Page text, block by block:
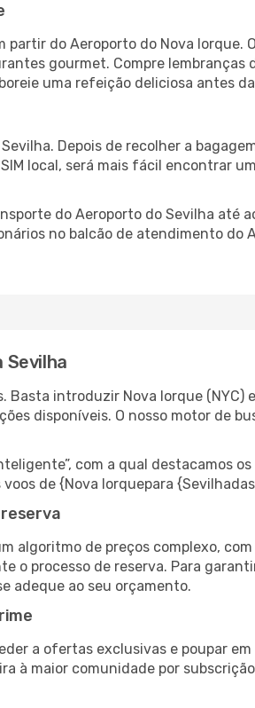
partir do Aeroporto do Nova
gourmet. Compre
uma refeição deliciosa antes
Depois de recolher a
local, será mais fácil encontrar
do Aeroporto do Sevilha até
no balcão de atendimento do
Sevilha
Basta introduzir Nova Iorque
disponíveis. O nosso motor de
com a qual destacamos
de {Nova Iorquepara
algoritmo de preços complexo,
o processo de reserva. Para
adeque ao seu orçamento.
a ofertas exclusivas e poupar
à maior comunidade por